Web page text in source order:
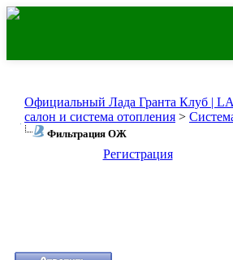
Официальный Лада Гранта Клуб |
салон и система отопления >
Фильтрация ОЖ
Регистрация